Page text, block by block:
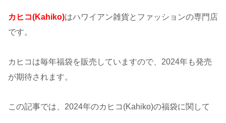
カヒコ(Kahiko)はハワイアン雑貨とファッションの専門店
です。
カヒコは毎年福袋を販売していますので、2024年も発売
が期待されます。
この記事では、2024年のカヒコ(Kahiko)の福袋に関して